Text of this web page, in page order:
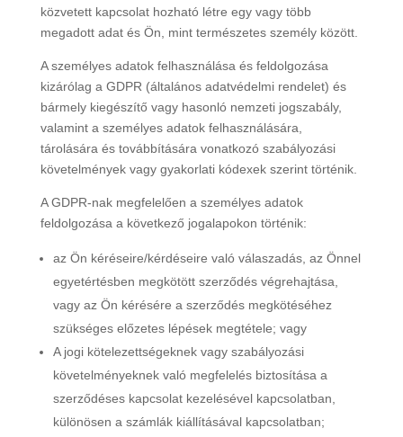
közvetett kapcsolat hozható létre egy vagy több
megadott adat és Ön, mint természetes személy között.
A személyes adatok felhasználása és feldolgozása
kizárólag a GDPR (általános adatvédelmi rendelet) és
bármely kiegészítő vagy hasonló nemzeti jogszabály,
valamint a személyes adatok felhasználására,
tárolására és továbbítására vonatkozó szabályozási
követelmények vagy gyakorlati kódexek szerint történik.
A GDPR-nak megfelelően a személyes adatok
feldolgozása a következő jogalapokon történik:
az Ön kéréseire/kérdéseire való válaszadás, az Önnel
egyetértésben megkötött szerződés végrehajtása,
vagy az Ön kérésére a szerződés megkötéséhez
szükséges előzetes lépések megtétele; vagy
A jogi kötelezettségeknek vagy szabályozási
követelményeknek való megfelelés biztosítása a
szerződéses kapcsolat kezelésével kapcsolatban,
különösen a számlák kiállításával kapcsolatban;